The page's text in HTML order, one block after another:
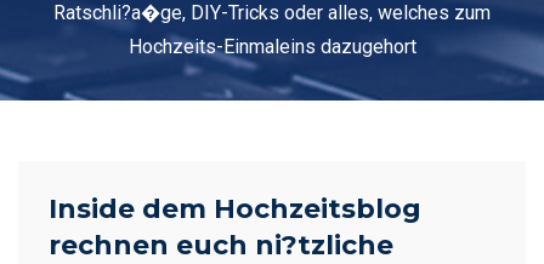
Ratschli?a�ge, DIY-Tricks oder alles, welches zum
Hochzeits-Einmaleins dazugehort
Inside dem Hochzeitsblog
rechnen euch ni?tzliche